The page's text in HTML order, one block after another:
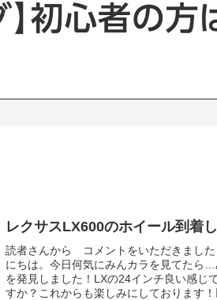
レクサスLX600のホイール到着
読者さんから コメントをいただきまし
にちは。今日何気にみんカラを見てたら
を発見しました！LXの24インチ良い感じ
すか？これからも楽しみにしております！